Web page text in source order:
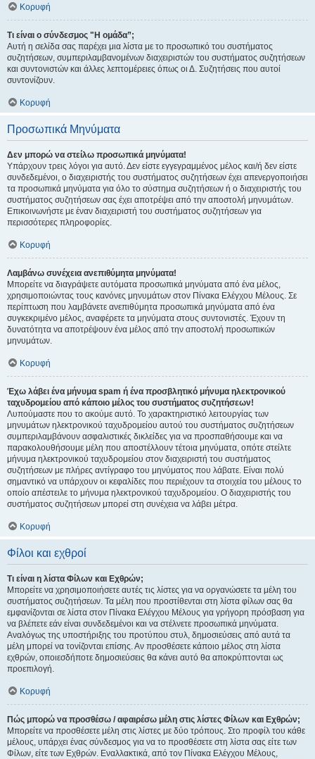
Κορυφή
Τι είναι ο σύνδεσμος "Η ομάδα”;
Αυτή η σελίδα σας παρέχει μια λίστα με το προσωπικό του συστήματος
συζητήσεων, συμπεριλαμβανομένων διαχειριστών του συστήματος συζητήσεων
και συντονιστών και άλλες λεπτομέρειες όπως οι Δ. Συζητήσεις που αυτοί
συντονίζουν.
Κορυφή
Προσωπικά Μηνύματα
Δεν μπορώ να στείλω προσωπικά μηνύματα!
Υπάρχουν τρεις λόγοι για αυτό. Δεν είστε εγγεγραμμένος μέλος και/ή δεν είστε
συνδεδεμένοι, ο διαχειριστής του συστήματος συζητήσεων έχει απενεργοποιήσει
τα προσωπικά μηνύματα για όλο το σύστημα συζητήσεων ή ο διαχειριστής του
συστήματος συζητήσεων σας έχει αποτρέψει από την αποστολή μηνυμάτων.
Επικοινωνήστε με έναν διαχειριστή του συστήματος συζητήσεων για
περισσότερες πληροφορίες.
Κορυφή
Λαμβάνω συνέχεια ανεπιθύμητα μηνύματα!
Μπορείτε να διαγράψετε αυτόματα προσωπικά μηνύματα από ένα μέλος,
χρησιμοποιώντας τους κανόνες μηνυμάτων στον Πίνακα Ελέγχου Μέλους. Σε
περίπτωση που λαμβάνετε ανεπιθύμητα προσωπικά μηνύματα από ένα
συγκεκριμένο μέλος, αναφέρετε τα μηνύματα στους συντονιστές. Έχουν τη
δυνατότητα να αποτρέψουν ένα μέλος από την αποστολή προσωπικών
μηνυμάτων.
Κορυφή
Έχω λάβει ένα μήνυμα spam ή ένα προσβλητικό μήνυμα ηλεκτρονικού
ταχυδρομείου από κάποιο μέλος του συστήματος συζητήσεων!
Λυπούμαστε που το ακούμε αυτό. Το χαρακτηριστικό λειτουργίας των
μηνυμάτων ηλεκτρονικού ταχυδρομείου αυτού του συστήματος συζητήσεων
συμπεριλαμβάνουν ασφαλιστικές δικλείδες για να προσπαθήσουμε και να
παρακολουθήσουμε μέλη που αποστέλλουν τέτοια μηνύματα, οπότε στείλτε
μήνυμα ηλεκτρονικού ταχυδρομείου στον διαχειριστή του συστήματος
συζητήσεων με πλήρες αντίγραφο του μηνύματος που λάβατε. Είναι πολύ
σημαντικό να υπάρχουν οι κεφαλίδες που περιέχουν τα στοιχεία του μέλους το
οποίο απέστειλε το μήνυμα ηλεκτρονικού ταχυδρομείου. Ο διαχειριστής του
συστήματος συζητήσεων μπορεί στη συνέχεια να λάβει μέτρα.
Κορυφή
Φίλοι και εχθροί
Τι είναι η λίστα Φίλων και Εχθρών;
Μπορείτε να χρησιμοποιήσετε αυτές τις λίστες για να οργανώσετε τα μέλη του
συστήματος συζητήσεων. Τα μέλη που προστίθενται στη λίστα φίλων σας θα
εμφανίζονται σε λίστα στον Πίνακα Ελέγχου Μέλους για γρήγορη πρόσβαση για
να βλέπετε εάν είναι συνδεδεμένοι και να στέλνετε προσωπικά μηνύματα.
Αναλόγως της υποστήριξης του προτύπου στυλ, δημοσιεύσεις από αυτά τα
μέλη μπορεί να τονίζονται επίσης. Αν προσθέσετε κάποιο μέλος στη λίστα
εχθρών, οποιεσδήποτε δημοσιεύσεις θα κάνει αυτό θα αποκρύπτονται ως
προεπιλογή.
Κορυφή
Πώς μπορώ να προσθέσω / αφαιρέσω μέλη στις λίστες Φίλων και Εχθρών;
Μπορείτε να προσθέσετε μέλη στις λίστες με δύο τρόπους. Στο προφίλ του κάθε
μέλους, υπάρχει ένας σύνδεσμος για να το προσθέσετε στη λίστα σας είτε των
Φίλων, είτε των Εχθρών. Εναλλακτικά, από τον Πίνακα Ελέγχου Μέλους,